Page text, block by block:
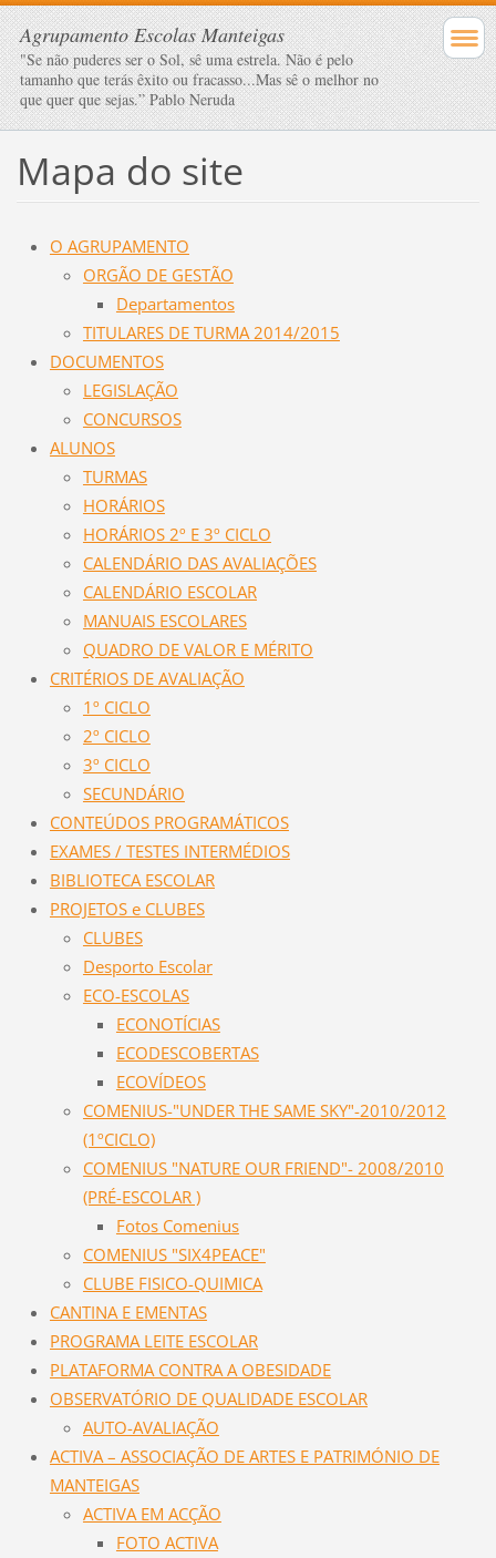
Agrupamento Escolas Manteigas
"Se não puderes ser o Sol, sê uma estrela. Não é pelo
tamanho que terás êxito ou fracasso...Mas sê o melhor no
que quer que sejas.” Pablo Neruda
Mapa do site
O AGRUPAMENTO
ORGÃO DE GESTÃO
Departamentos
TITULARES DE TURMA 2014/2015
DOCUMENTOS
LEGISLAÇÃO
CONCURSOS
ALUNOS
TURMAS
HORÁRIOS
HORÁRIOS 2º E 3º CICLO
CALENDÁRIO DAS AVALIAÇÕES
CALENDÁRIO ESCOLAR
MANUAIS ESCOLARES
QUADRO DE VALOR E MÉRITO
CRITÉRIOS DE AVALIAÇÃO
1º CICLO
2º CICLO
3º CICLO
SECUNDÁRIO
CONTEÚDOS PROGRAMÁTICOS
EXAMES / TESTES INTERMÉDIOS
BIBLIOTECA ESCOLAR
PROJETOS e CLUBES
CLUBES
Desporto Escolar
ECO-ESCOLAS
ECONOTÍCIAS
ECODESCOBERTAS
ECOVÍDEOS
COMENIUS-"UNDER THE SAME SKY"-2010/2012
(1ºCICLO)
COMENIUS "NATURE OUR FRIEND"- 2008/2010
(PRÉ-ESCOLAR )
Fotos Comenius
COMENIUS "SIX4PEACE"
CLUBE FISICO-QUIMICA
CANTINA E EMENTAS
PROGRAMA LEITE ESCOLAR
PLATAFORMA CONTRA A OBESIDADE
OBSERVATÓRIO DE QUALIDADE ESCOLAR
AUTO-AVALIAÇÃO
ACTIVA – ASSOCIAÇÃO DE ARTES E PATRIMÓNIO DE
MANTEIGAS
ACTIVA EM ACÇÃO
FOTO ACTIVA